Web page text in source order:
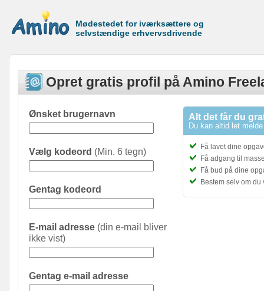
Mødestedet for iværksættere og
selvstændige erhvervsdrivende
Opret gratis profil på Amino
Alt det får du
Du kan altid let
Få lavet dine
Få adgang til
Få bud på dine
Bestem selv om
Ønsket brugernavn
Vælg kodeord (Min. 6 tegn)
Gentag kodeord
E-mail adresse (din e-mail bliver
ikke vist)
Gentag e-mail adresse